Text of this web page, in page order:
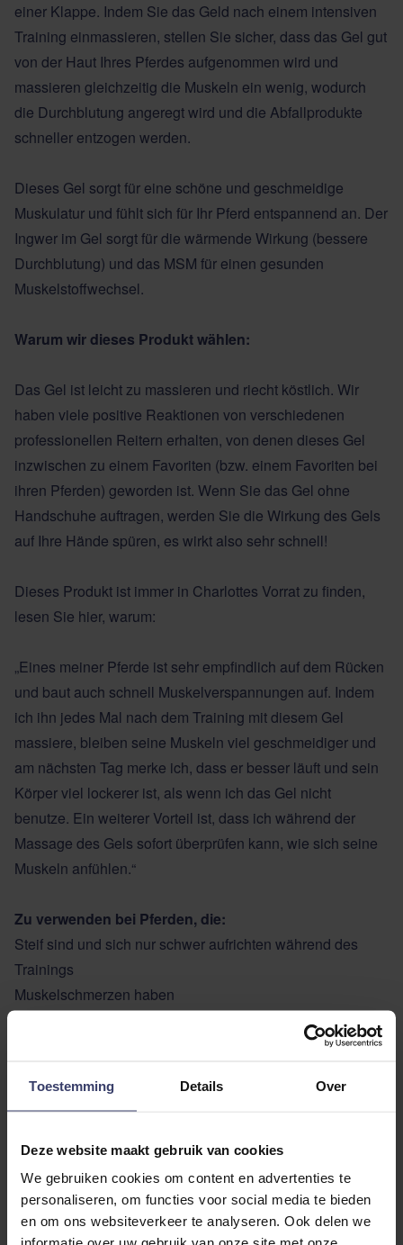
Toestemming Details Over
Deze website maakt gebruik van cookies
We gebruiken cookies om content en advertenties te
personaliseren, om functies voor social media te bieden
en om ons websiteverkeer te analyseren. Ook delen we
einer Klappe. Indem Sie das Geld nach einem intensiven
Training einmassieren, stellen Sie sicher, dass das Gel gut
von der Haut Ihres Pferdes aufgenommen wird und
massieren gleichzeitig die Muskeln ein wenig, wodurch
die Durchblutung angeregt wird und die Abfallprodukte
schneller entzogen werden.
Dieses Gel sorgt für eine schöne und geschmeidige
Muskulatur und fühlt sich für Ihr Pferd entspannend an. Der
Ingwer im Gel sorgt für die wärmende Wirkung (bessere
Durchblutung) und das MSM für einen gesunden
Muskelstoffwechsel.
Warum wir dieses Produkt wählen:
Das Gel ist leicht zu massieren und riecht köstlich. Wir
haben viele positive Reaktionen von verschiedenen
professionellen Reitern erhalten, von denen dieses Gel
inzwischen zu einem Favoriten (bzw. einem Favoriten bei
ihren Pferden) geworden ist. Wenn Sie das Gel ohne
Handschuhe auftragen, werden Sie die Wirkung des Gels
auf Ihre Hände spüren, es wirkt also sehr schnell!
Dieses Produkt ist immer in Charlottes Vorrat zu finden,
lesen Sie hier, warum:
„Eines meiner Pferde ist sehr empfindlich auf dem Rücken
und baut auch schnell Muskelverspannungen auf. Indem
ich ihn jedes Mal nach dem Training mit diesem Gel
massiere, bleiben seine Muskeln viel geschmeidiger und
am nächsten Tag merke ich, dass er besser läuft und sein
Körper viel lockerer ist, als wenn ich das Gel nicht
benutze. Ein weiterer Vorteil ist, dass ich während der
Massage des Gels sofort überprüfen kann, wie sich seine
Muskeln anfühlen.“
Zu verwenden bei Pferden, die:
Steif sind und sich nur schwer aufrichten während des
Trainings
Muskelschmerzen haben
Für eine noch bessere Wirkung und Regeneration in
Gebrauch):
Bei steifen Muskeln Myocare Ezuzufüttern
Bei hoher MuskelspannungMgniumzuzufüttern